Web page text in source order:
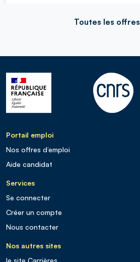
Toutes les offres
Portail emploi
Nos offres d’emploi
Aide candidat
Services
Se connecter
Créer un compte
Nous contacter
Nos autres sites
le site Carrières